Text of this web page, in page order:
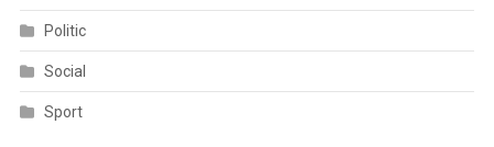
Politic
Social
Sport